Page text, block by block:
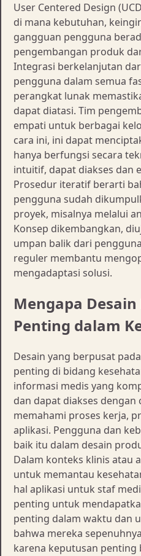
User Centered Design
di mana kebutuhan,
gangguan pengguna
pengembangan produk
Integrasi berkelanjutan
pengguna dalam semua
perangkat lunak
dapat diatasi. Tim
empati untuk berbagai
cara ini, ini dapat
hanya berfungsi secara
intuitif, dapat diakses dan
Prosedur iteratif berarti
pengguna sudah
proyek, misalnya melalui
Konsep dikembangkan,
umpan balik dari
reguler membantu
mengadaptasi solusi.
Mengapa
Penting dalam
Desain yang berpusat
penting di bidang
informasi medis yang
dan dapat diakses
memahami proses kerja,
aplikasi. Pengguna dan
baik itu dalam desain
Dalam konteks klinis atau
untuk memantau
hal aplikasi untuk staf
penting untuk
penting dalam waktu dan
bahwa mereka
karena keputusan penting